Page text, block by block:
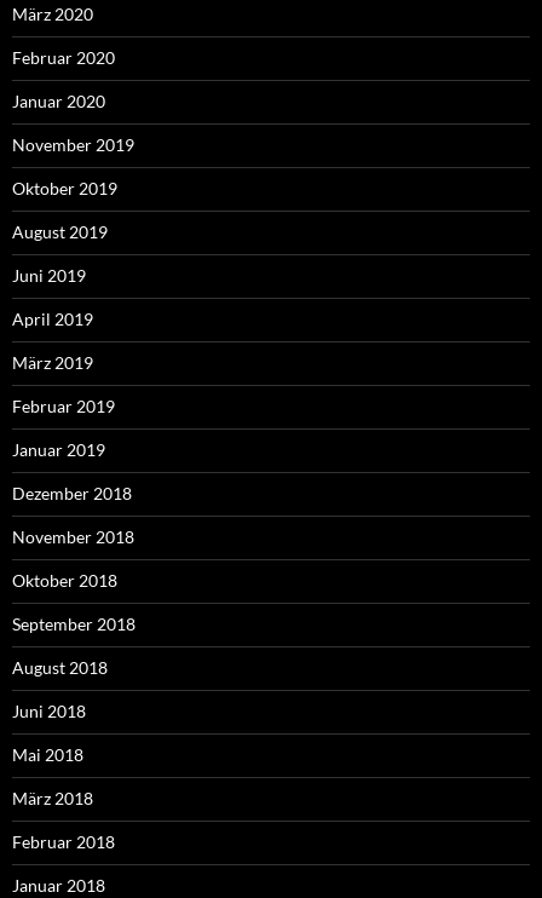
März 2020
Februar 2020
Januar 2020
November 2019
Oktober 2019
August 2019
Juni 2019
April 2019
März 2019
Februar 2019
Januar 2019
Dezember 2018
November 2018
Oktober 2018
September 2018
August 2018
Juni 2018
Mai 2018
März 2018
Februar 2018
Januar 2018